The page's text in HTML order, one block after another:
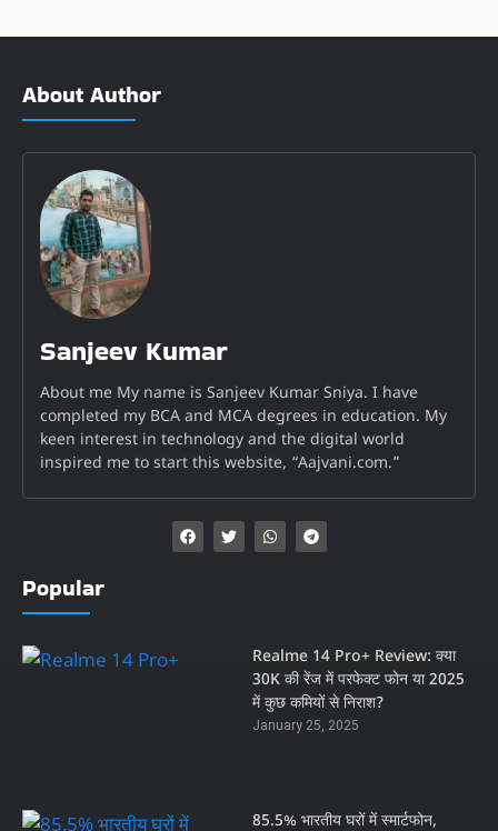
About Author
Sanjeev Kumar
About me My name is Sanjeev Kumar Sniya. I have
completed my BCA and MCA degrees in education. My
keen interest in technology and the digital world
inspired me to start this website, “Aajvani.com.”
Popular
Realme 14 Pro+ Review: क्या
30K की रेंज में परफेक्ट फोन या 2025
में कुछ कमियों से निराश?
January 25, 2025
85.5% भारतीय घरों में स्मार्टफोन,